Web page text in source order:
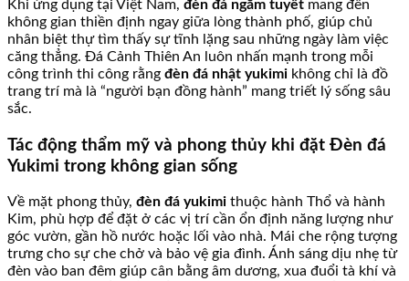
Khi ứng dụng tại Việt Nam, đèn đá ngắm tuyết mang đến
không gian thiền định ngay giữa lòng thành phố, giúp chủ
nhân biệt thự tìm thấy sự tĩnh lặng sau những ngày làm việc
căng thẳng. Đá Cảnh Thiên An luôn nhấn mạnh trong mỗi
công trình thi công rằng đèn đá nhật yukimi không chỉ là đồ
trang trí mà là “người bạn đồng hành” mang triết lý sống sâu
sắc.
Tác động thẩm mỹ và phong thủy khi đặt Đèn đá
Yukimi trong không gian sống
Về mặt phong thủy, đèn đá yukimi thuộc hành Thổ và hành
Kim, phù hợp để đặt ở các vị trí cần ổn định năng lượng như
góc vườn, gần hồ nước hoặc lối vào nhà. Mái che rộng tượng
trưng cho sự che chở và bảo vệ gia đình. Ánh sáng dịu nhẹ từ
đèn vào ban đêm giúp cân bằng âm dương, xua đuổi tà khí và